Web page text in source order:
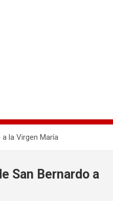
la Virgen María
San Bernardo a